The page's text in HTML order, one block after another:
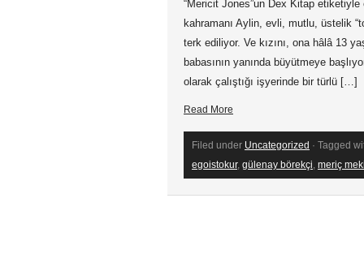
“Mericit Jones”un Dex Kitap etiketiyle
kahramanı Aylin, evli, mutlu, üstelik
terk ediliyor. Ve kızını, ona hâlâ 13
babasının yanında büyütmeye
olarak çalıştığı işyerinde bir türlü […]
Read More
Filed under Uncategorized · Tagged
egoistokur, gülenay börekçi, meriç